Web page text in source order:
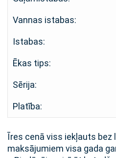
Vannas istabas:
Istabas:
Ēkas tips:
Sērija:
Platība:
Īres cenā viss iekļauts bez
maksājumiem visa gada